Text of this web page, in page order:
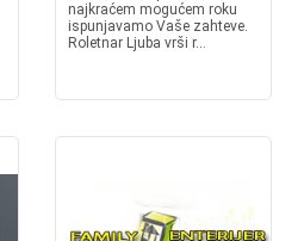
najkraćem mogućem roku
ispunjavamo Vaše zahteve.
Roletnar Ljuba vrši r...